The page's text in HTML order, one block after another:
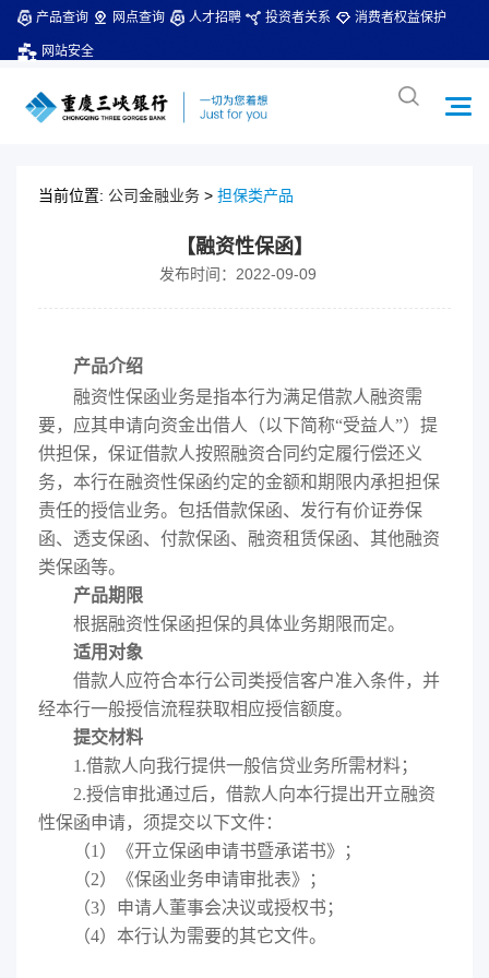
产品查询 网点查询 人才招聘 投资者关系 消费者权益保护
网站安全
当前位置: 公司金融业务 > 担保类产品
【融资性保函】
发布时间：2022-09-09
产品介绍
融资性保函业务是指本行为满足借款人融资需
要，应其申请向资金出借人（以下简称“受益人”）提
供担保，保证借款人按照融资合同约定履行偿还义
务，本行在融资性保函约定的金额和期限内承担担保
责任的授信业务。包括借款保函、发行有价证券保
函、透支保函、付款保函、融资租赁保函、其他融资
类保函等。
产品期限
根据融资性保函担保的具体业务期限而定。
适用对象
借款人应符合本行公司类授信客户准入条件，并
经本行一般授信流程获取相应授信额度。
提交材料
1.借款人向我行提供一般信贷业务所需材料；
2.授信审批通过后，借款人向本行提出开立融资
性保函申请，须提交以下文件：
（1）《开立保函申请书暨承诺书》；
（2）《保函业务申请审批表》；
（3）申请人董事会决议或授权书；
（4）本行认为需要的其它文件。